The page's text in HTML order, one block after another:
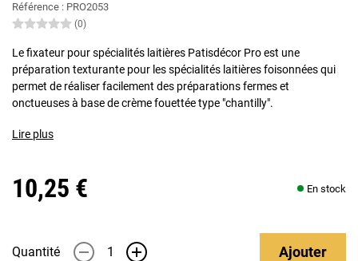
Référence : PRO2053
(0)
Le fixateur pour spécialités laitières Patisdécor Pro est une
préparation texturante pour les spécialités laitières foisonnées qui
permet de réaliser facilement des préparations fermes et
onctueuses à base de crème fouettée type "chantilly".
Lire plus
10,25 € En stock
Quantité - + Ajouter